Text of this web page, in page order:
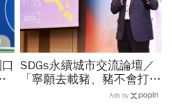
SDGs永續城市交流論壇／
「寧願去載豬、豬不會打
1999」翻轉客運司機荒！
Ads by